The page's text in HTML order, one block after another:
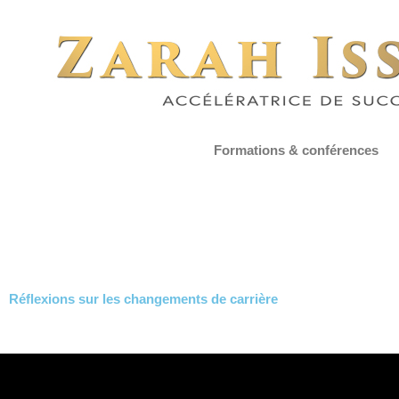
Formations & conférences
Réflexions sur les changements de carrière